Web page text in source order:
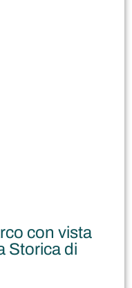
con vista
Storica di